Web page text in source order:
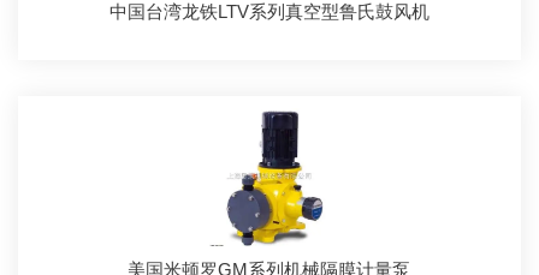
中国台湾龙铁LTV系列真空型鲁氏鼓风机
美国米顿罗GM系列机械隔膜计量泵